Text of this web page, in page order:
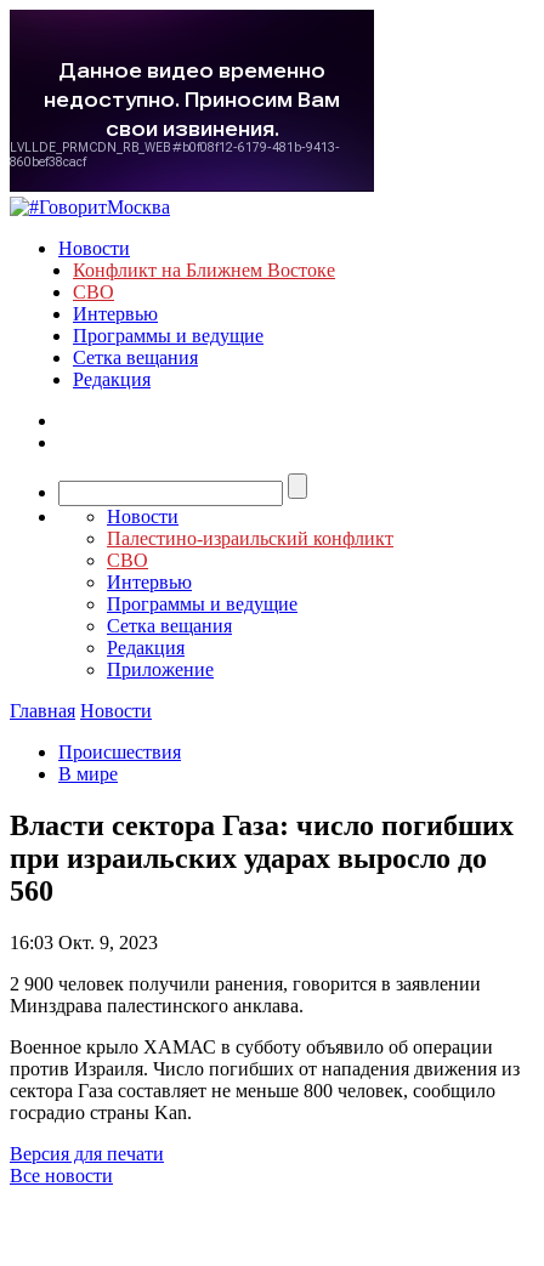
Новости
Конфликт на Ближнем Востоке
СВО
Интервью
Программы и ведущие
Сетка вещания
Редакция
Новости
Палестино-израильский конфликт
СВО
Интервью
Программы и ведущие
Сетка вещания
Редакция
Приложение
Главная Новости
Происшествия
В мире
Власти сектора Газа: число погибших
при израильских ударах выросло до
560
16:03 Окт. 9, 2023
2 900 человек получили ранения, говорится в заявлении
Минздрава палестинского анклава.
Военное крыло ХАМАС в субботу объявило об операции
против Израиля. Число погибших от нападения движения из
сектора Газа составляет не меньше 800 человек, сообщило
госрадио страны Kan.
Версия для печати
Все новости